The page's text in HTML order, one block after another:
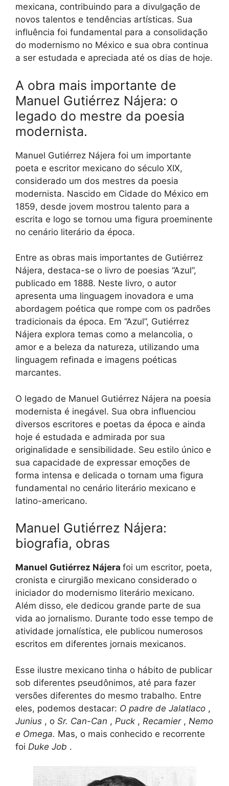
mexicana, contribuindo para a divulgação de
novos talentos e tendências artísticas. Sua
influência foi fundamental para a consolidação
do modernismo no México e sua obra continua
a ser estudada e apreciada até os dias de hoje.
A obra mais importante de
Manuel Gutiérrez Nájera: o
legado do mestre da poesia
modernista.
Manuel Gutiérrez Nájera foi um importante
poeta e escritor mexicano do século XIX,
considerado um dos mestres da poesia
modernista. Nascido em Cidade do México em
1859, desde jovem mostrou talento para a
escrita e logo se tornou uma figura proeminente
no cenário literário da época.
Entre as obras mais importantes de Gutiérrez
Nájera, destaca-se o livro de poesias “Azul”,
publicado em 1888. Neste livro, o autor
apresenta uma linguagem inovadora e uma
abordagem poética que rompe com os padrões
tradicionais da época. Em “Azul”, Gutiérrez
Nájera explora temas como a melancolia, o
amor e a beleza da natureza, utilizando uma
linguagem refinada e imagens poéticas
marcantes.
O legado de Manuel Gutiérrez Nájera na poesia
modernista é inegável. Sua obra influenciou
diversos escritores e poetas da época e ainda
hoje é estudada e admirada por sua
originalidade e sensibilidade. Seu estilo único e
sua capacidade de expressar emoções de
forma intensa e delicada o tornam uma figura
fundamental no cenário literário mexicano e
latino-americano.
Manuel Gutiérrez Nájera:
biografia, obras
Manuel Gutiérrez Nájera foi um escritor, poeta,
cronista e cirurgião mexicano considerado o
iniciador do modernismo literário mexicano.
Além disso, ele dedicou grande parte de sua
vida ao jornalismo. Durante todo esse tempo de
atividade jornalística, ele publicou numerosos
escritos em diferentes jornais mexicanos.
Esse ilustre mexicano tinha o hábito de publicar
sob diferentes pseudônimos, até para fazer
versões diferentes do mesmo trabalho. Entre
eles, podemos destacar: O padre de Jalatlaco ,
Junius , o Sr. Can-Can , Puck , Recamier, Nemo
e Omega. Mas, o mais conhecido e recorrente
foi Duke Job .